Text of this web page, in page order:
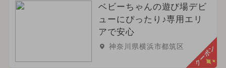
ベビーちゃんの遊び場デビ
ューにぴったり♪専用エリ
アで安心
神奈川県横浜市都筑区 クーポン